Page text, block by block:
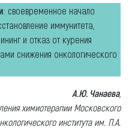
: своевременное начало
иммунитета,
и отказ от курения
снижения онкологического
А.Ю. Чанаева,
химиотерапии Московского
института им. П.А.